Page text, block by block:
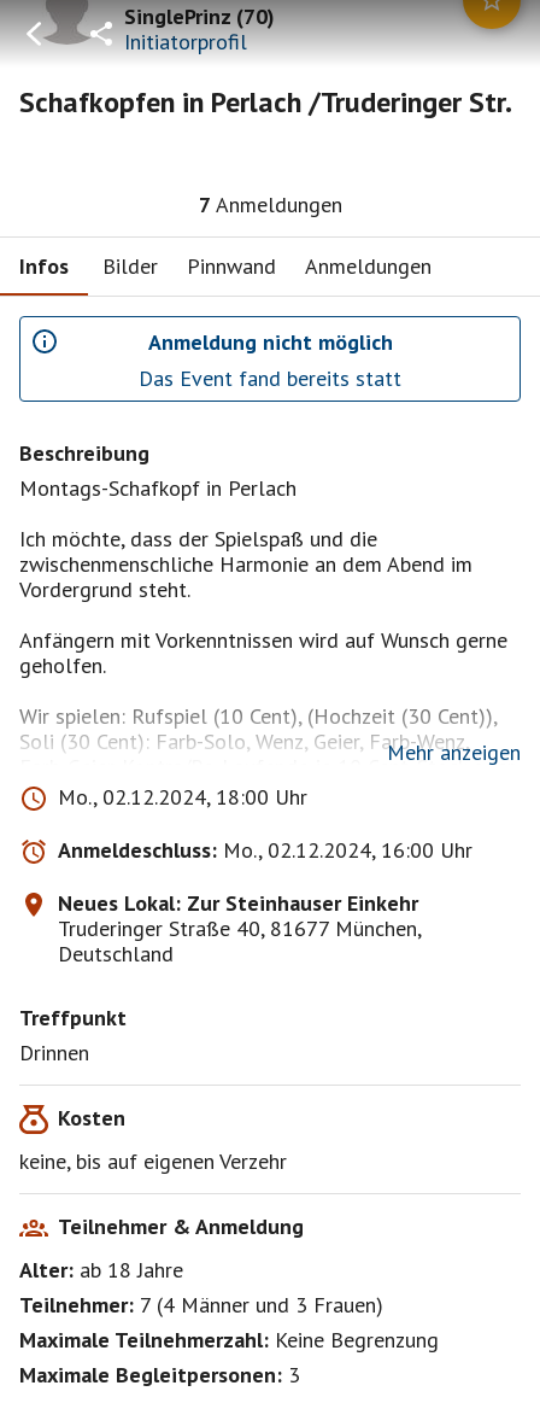
SinglePrinz(70)
Initiatorprofil
Schafkopfen in Perlach /Truderinger Str.
7 Anmeldungen
Infos Bilder Pinnwand Anmeldungen
Anmeldung nicht möglich
Das Event fand bereits statt
Beschreibung
Montags-Schafkopf in Perlach
Ich möchte, dass der Spielspaß und die
zwischenmenschliche Harmonie an dem Abend im
Vordergrund steht.
Anfängern mit Vorkenntnissen wird auf Wunsch gerne
geholfen.
Wir spielen: Rufspiel (10 Cent), (Hochzeit (30 Cent)),
Soli (30 Cent): Farb-Solo, Wenz, Geier, Farb-Wenz,
Farb-Geier. Kontra/Re. Laufende je 10 Cent. Stock oder
Ramsch (Durchmarsch ab 91 Augen) wird vereinbart.
Nach Absprache auch mit Hochzeit.
Falls am Tisch nicht anders vereinbart, spielen wir mit
folgenden Regelungen:
Spiel-Rangfolge: Rufspiel-(Hochzeit)-Farbgeier-
Farbwenz-Geier-Wenz-Solo
Bei Kontra/Re: Spielerpartei muss immer mind. 61/31
sein.
Kontra kann man geben, wenn man noch 8 Karten hat.
https://www.muenchnersingles.de/group/1681
bitte!
Schöne Grüße Roland
Mehr anzeigen
Mo., 02.12.2024, 18:00 Uhr
Anmeldeschluss: Mo., 02.12.2024, 16:00 Uhr
Neues Lokal: Zur Steinhauser Einkehr
Truderinger Straße 40, 81677 München,
Deutschland
Treffpunkt
Drinnen
Kosten
keine, bis auf eigenen Verzehr
Teilnehmer & Anmeldung
Alter: ab 18Jahre
Teilnehmer: 7 (4 Männer und 3 Frauen)
Maximale Teilnehmerzahl: Keine Begrenzung
Maximale Begleitpersonen: 3